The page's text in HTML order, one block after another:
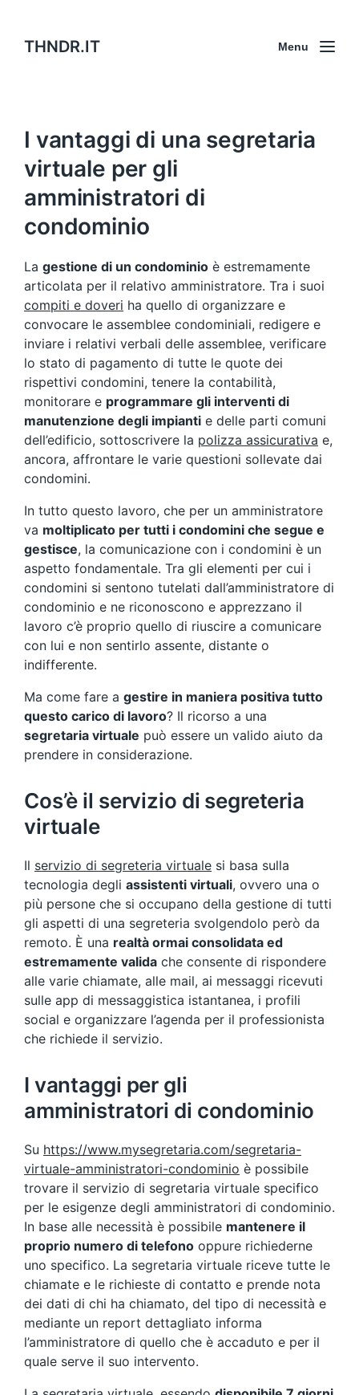
THNDR.IT Menu
I vantaggi di una segretaria
virtuale per gli
amministratori di
condominio
La gestione di un condominio è estremamente
articolata per il relativo amministratore. Tra i suoi
compiti e doveri ha quello di organizzare e
convocare le assemblee condominiali, redigere e
inviare i relativi verbali delle assemblee, verificare
lo stato di pagamento di tutte le quote dei
rispettivi condomini, tenere la contabilità,
monitorare e programmare gli interventi di
manutenzione degli impianti e delle parti comuni
dell’edificio, sottoscrivere la polizza assicurativa e,
ancora, affrontare le varie questioni sollevate dai
condomini.
In tutto questo lavoro, che per un amministratore
va moltiplicato per tutti i condomini che segue e
gestisce, la comunicazione con i condomini è un
aspetto fondamentale. Tra gli elementi per cui i
condomini si sentono tutelati dall’amministratore di
condominio e ne riconoscono e apprezzano il
lavoro c’è proprio quello di riuscire a comunicare
con lui e non sentirlo assente, distante o
indifferente.
Ma come fare a gestire in maniera positiva tutto
questo carico di lavoro? Il ricorso a una
segretaria virtuale può essere un valido aiuto da
prendere in considerazione.
Cos’è il servizio di segreteria
virtuale
Il servizio di segreteria virtuale si basa sulla
tecnologia degli assistenti virtuali, ovvero una o
più persone che si occupano della gestione di tutti
gli aspetti di una segreteria svolgendolo però da
remoto. È una realtà ormai consolidata ed
estremamente valida che consente di rispondere
alle varie chiamate, alle mail, ai messaggi ricevuti
sulle app di messaggistica istantanea, i profili
social e organizzare l’agenda per il professionista
che richiede il servizio.
I vantaggi per gli
amministratori di condominio
Su https://www.mysegretaria.com/segretaria-
virtuale-amministratori-condominio è possibile
trovare il servizio di segretaria virtuale specifico
per le esigenze degli amministratori di condominio.
In base alle necessità è possibile mantenere il
proprio numero di telefono oppure richiederne
uno specifico. La segretaria virtuale riceve tutte le
chiamate e le richieste di contatto e prende nota
dei dati di chi ha chiamato, del tipo di necessità e
mediante un report dettagliato informa
l’amministratore di quello che è accaduto e per il
quale serve il suo intervento.